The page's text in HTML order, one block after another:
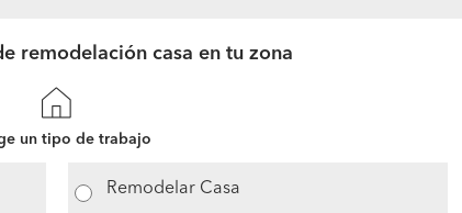
remodelación casa en tu zona
un tipo de trabajo
Remodelar Casa